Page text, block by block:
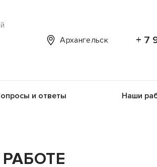
Архангельск + 7
и ответы Наши